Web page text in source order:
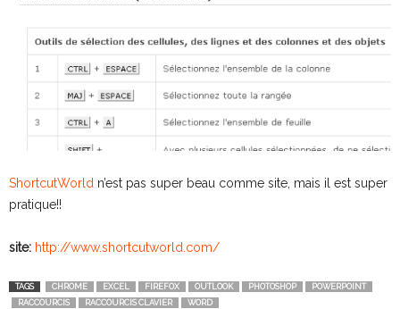
ShortcutWorld n’est pas super beau comme site, mais il est super
pratique!!
site: http://www.shortcutworld.com/
TAGS CHROME EXCEL FIREFOX OUTLOOK PHOTOSHOP
POWERPOINT
RACCOURCIS
RACCOURCIS CLAVIER WORD